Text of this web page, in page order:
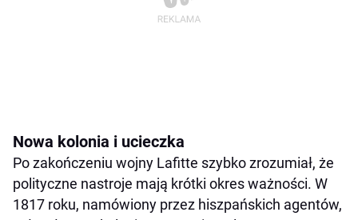
Nowa kolonia i ucieczka
Po zakończeniu wojny Lafitte szybko zrozumiał, że
polityczne nastroje mają krótki okres ważności. W
1817 roku, namówiony przez hiszpańskich agentów,